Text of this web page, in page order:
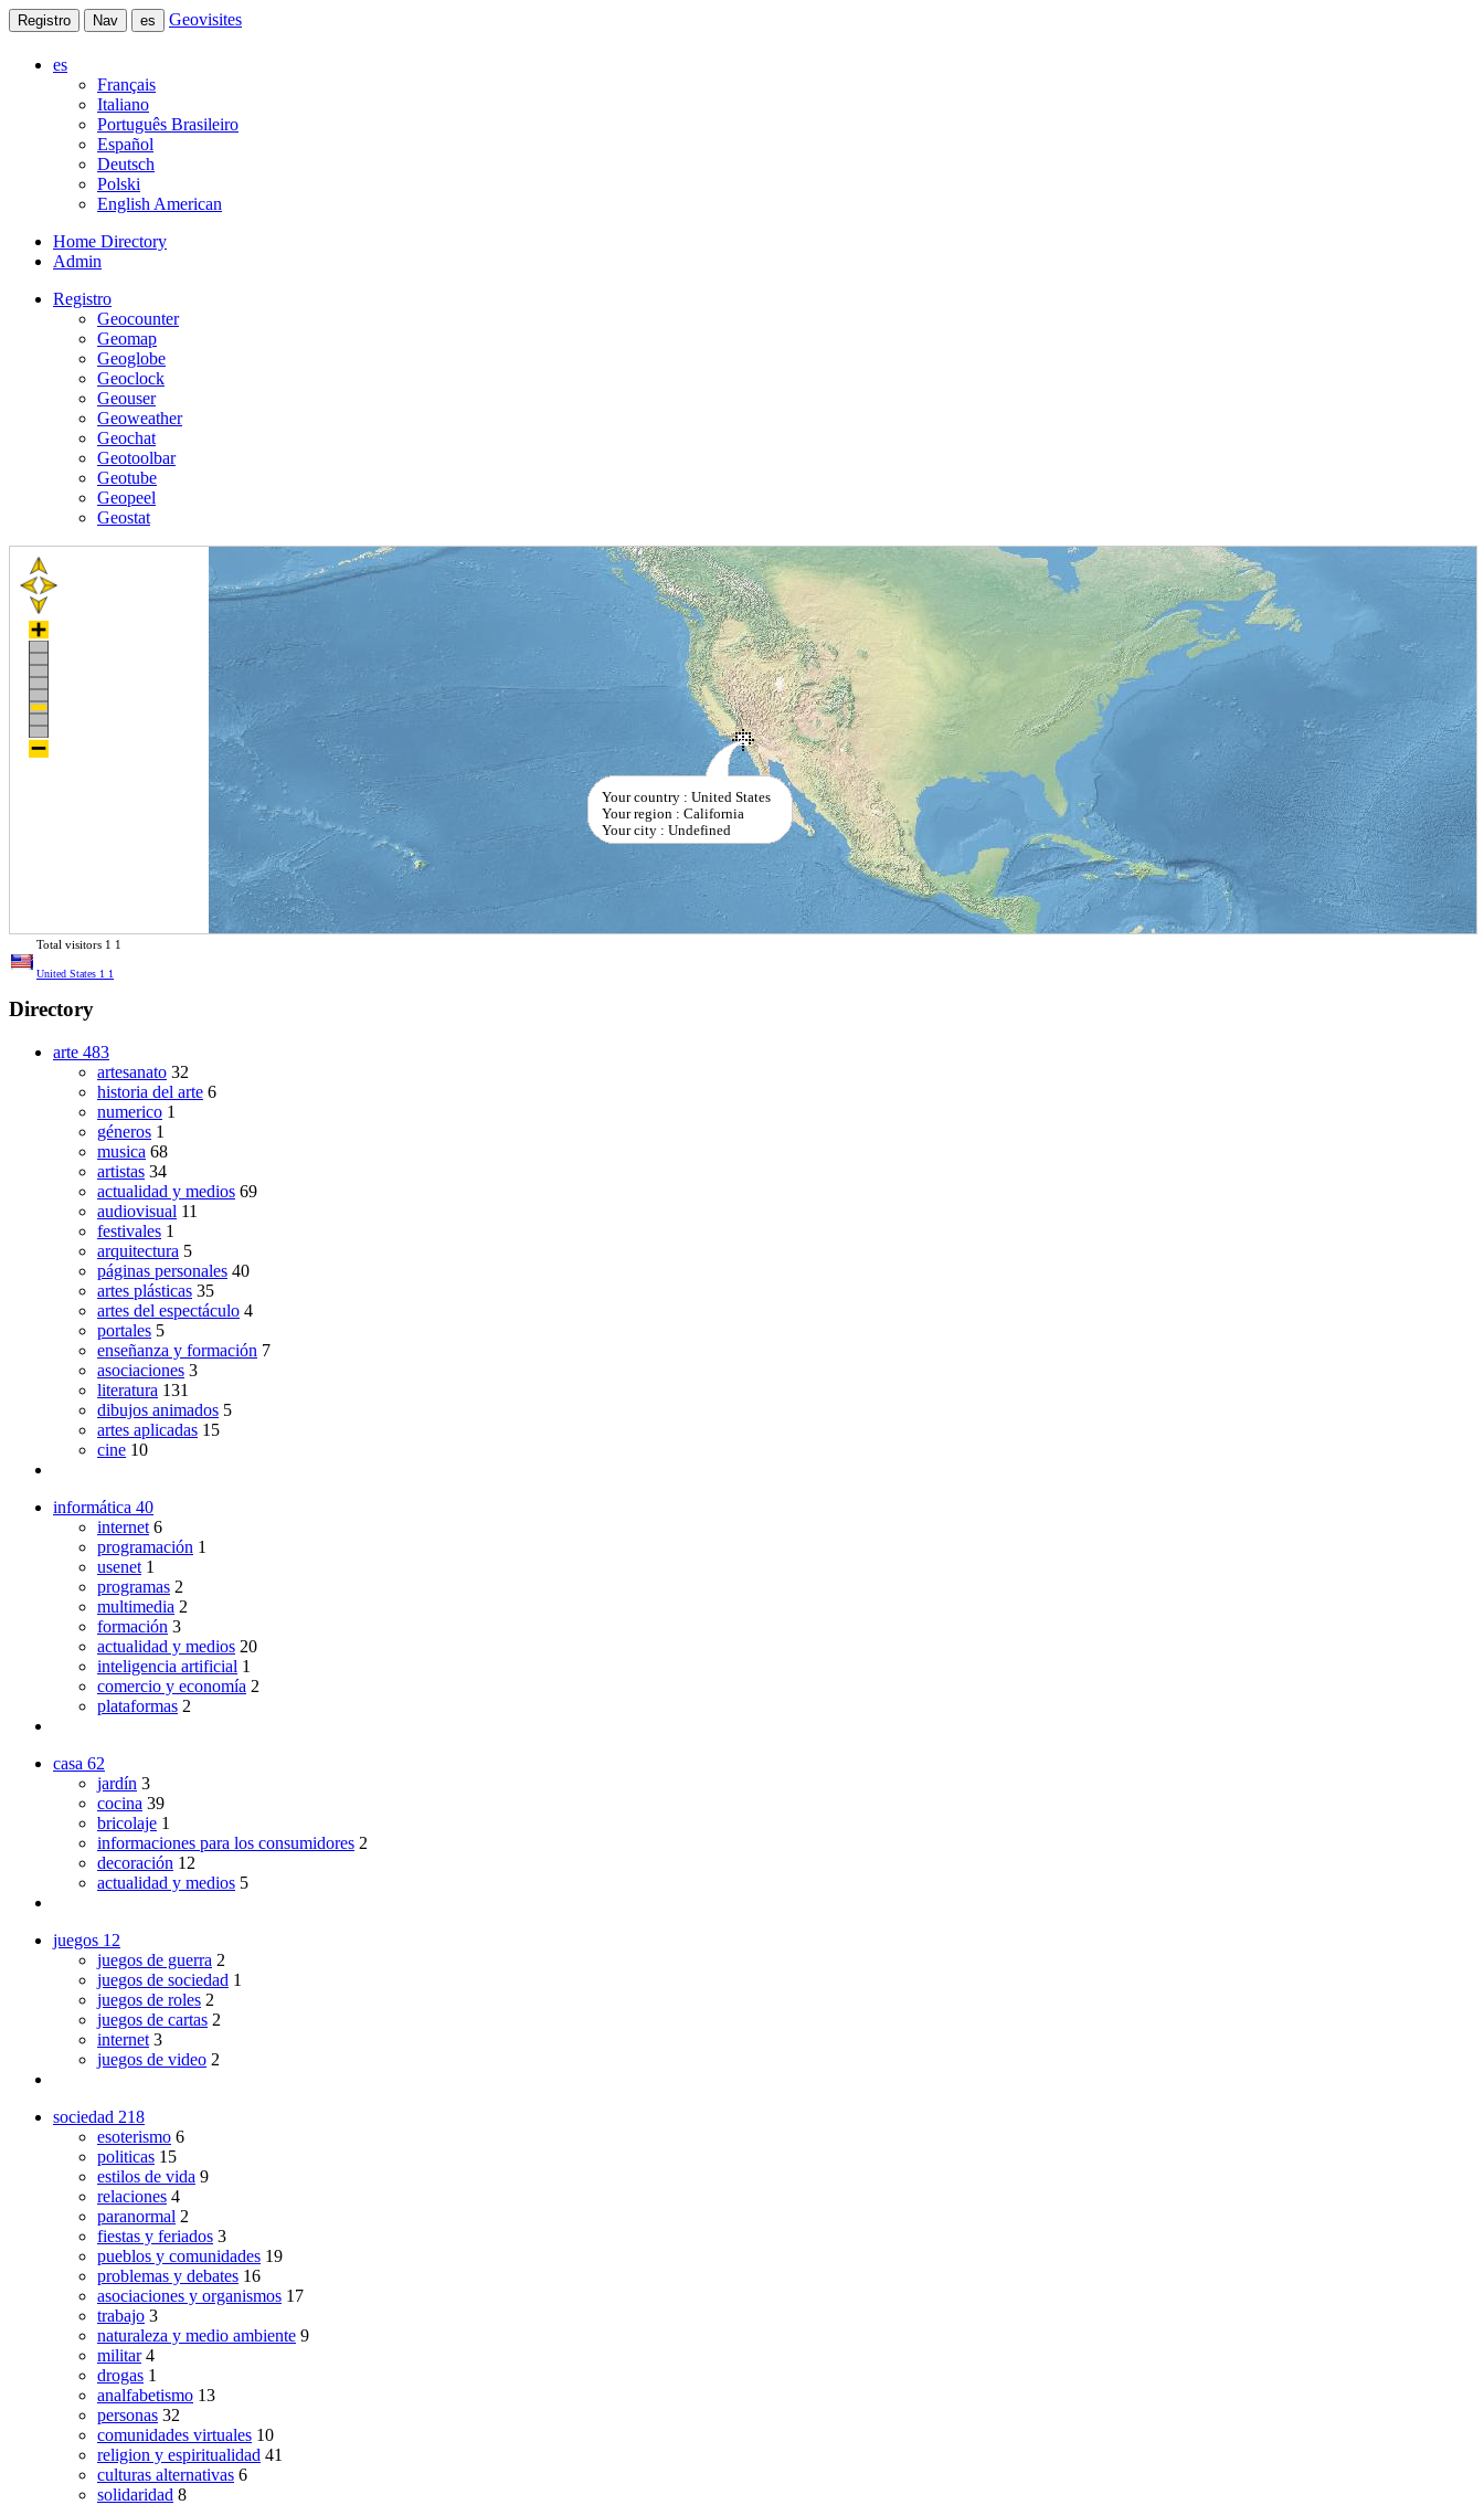
Registro Nav es Geovisites
es
Français
Italiano
Português Brasileiro
Español
Deutsch
Polski
English American
Home Directory
Admin
Registro
Geocounter
Geomap
Geoglobe
Geoclock
Geouser
Geoweather
Geochat
Geotoolbar
Geotube
Geopeel
Geostat
Your country : United States
Your region : California
Your city : Undefined
Total visitors 1 1
United States 1 1
Directory
arte 483
artesanato 32
historia del arte 6
numerico 1
géneros 1
musica 68
artistas 34
actualidad y medios 69
audiovisual 11
festivales 1
arquitectura 5
páginas personales 40
artes plásticas 35
artes del espectáculo 4
portales 5
enseñanza y formación 7
asociaciones 3
literatura 131
dibujos animados 5
artes aplicadas 15
cine 10
informática 40
internet 6
programación 1
usenet 1
programas 2
multimedia 2
formación 3
actualidad y medios 20
inteligencia artificial 1
comercio y economía 2
plataformas 2
casa 62
jardín 3
cocina 39
bricolaje 1
informaciones para los consumidores 2
decoración 12
actualidad y medios 5
juegos 12
juegos de guerra 2
juegos de sociedad 1
juegos de roles 2
juegos de cartas 2
internet 3
juegos de video 2
sociedad 218
esoterismo 6
politicas 15
estilos de vida 9
relaciones 4
paranormal 2
fiestas y feriados 3
pueblos y comunidades 19
problemas y debates 16
asociaciones y organismos 17
trabajo 3
naturaleza y medio ambiente 9
militar 4
drogas 1
analfabetismo 13
personas 32
comunidades virtuales 10
religion y espiritualidad 41
culturas alternativas 6
solidaridad 8